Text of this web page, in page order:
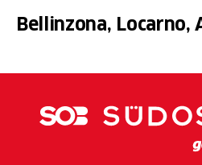
Bellinzona, Locarno,